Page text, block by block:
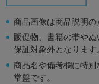
商品画像は商品説明の
販促物、書籍の帯や
保証対象外となります
商品名や備考欄に特
常盤です。